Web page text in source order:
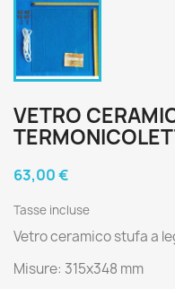
VETRO
63,00 €
Tasse incluse
Vetro ceramico stufa a
Misure: 315x348 mm